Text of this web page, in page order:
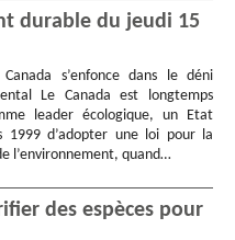
durable du jeudi 15
s’enfonce dans le déni
Le Canada est longtemps
leader écologique, un Etat
1999 d’adopter une loi pour la
l’environnement, quand…
des espèces pour